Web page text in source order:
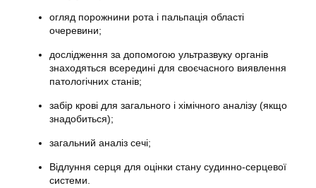
огляд порожнини рота і пальпація області
очеревини;
дослідження за допомогою ультразвуку органів
знаходяться всередині для своєчасного виявлення
патологічних станів;
забір крові для загального і хімічного аналізу (якщо
знадобиться);
загальний аналіз сечі;
Відлуння серця для оцінки стану судинно-серцевої
системи.